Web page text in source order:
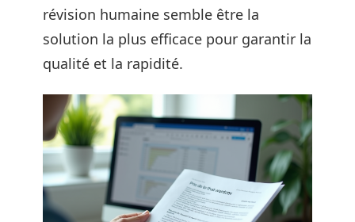
révision humaine semble être la
solution la plus efficace pour garantir la
qualité et la rapidité.